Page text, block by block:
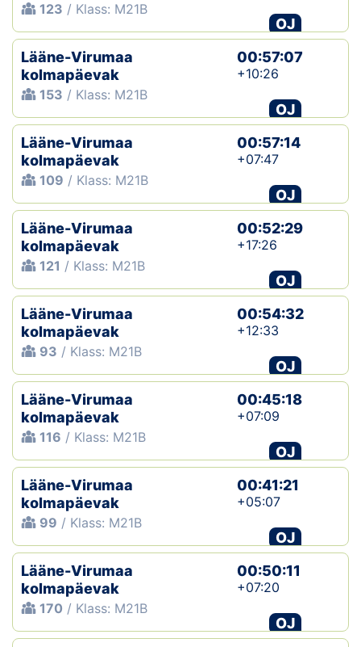
123 / Klass: M21B
OJ
Lääne-Virumaa
kolmapäevak
153 / Klass: M21B
00:57:07
+10:26
OJ
Lääne-Virumaa
kolmapäevak
109 / Klass: M21B
00:57:14
+07:47
OJ
Lääne-Virumaa
kolmapäevak
121 / Klass: M21B
00:52:29
+17:26
OJ
Lääne-Virumaa
kolmapäevak
93 / Klass: M21B
00:54:32
+12:33
OJ
Lääne-Virumaa
kolmapäevak
116 / Klass: M21B
00:45:18
+07:09
OJ
Lääne-Virumaa
kolmapäevak
99 / Klass: M21B
00:41:21
+05:07
OJ
Lääne-Virumaa
kolmapäevak
170 / Klass: M21B
00:50:11
+07:20
OJ